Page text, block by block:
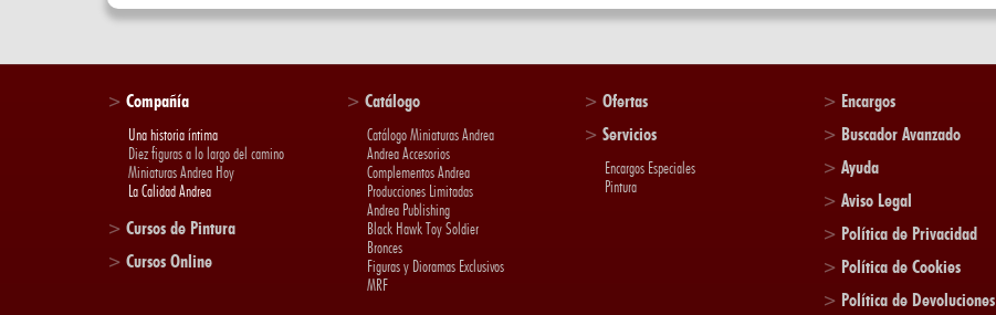
> Compañía
Una historia íntima
Diez figuras a lo largo del camino
Miniaturas Andrea Hoy
La Calidad Andrea
> Cursos de Pintura
> Cursos Online
> Catálogo
Catálogo Miniaturas Andrea
Andrea Accesorios
Complementos Andrea
Producciones Limitadas
Andrea Publishing
Black Hawk Toy Soldier
Bronces
Figuras y Dioramas Exclusivos
MRF
>Ofertas
>Servicios
Encargos Especiales
Pintura
> Encargos
> Buscador Avanzado
> Ayuda
> Aviso Legal
> Política de Privacidad
> Política de Cookies
> Política de Devoluciones